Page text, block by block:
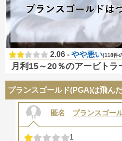
2.06 -やや悪い(118件
月利15～20％のアービト
プランスゴールド(PGA)は飛ん
匿名 プランスゴー
1